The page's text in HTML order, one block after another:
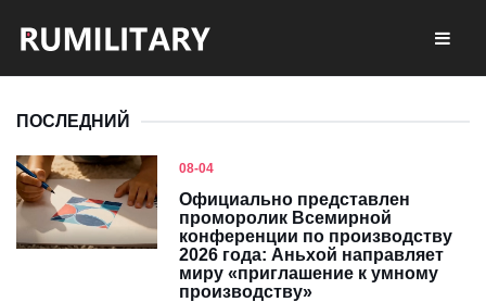
ПОСЛЕДНИЙ
08-04
Официально представлен
проморолик Всемирной
конференции по производству
2026 года: Аньхой направляет
миру «приглашение к умному
производству»